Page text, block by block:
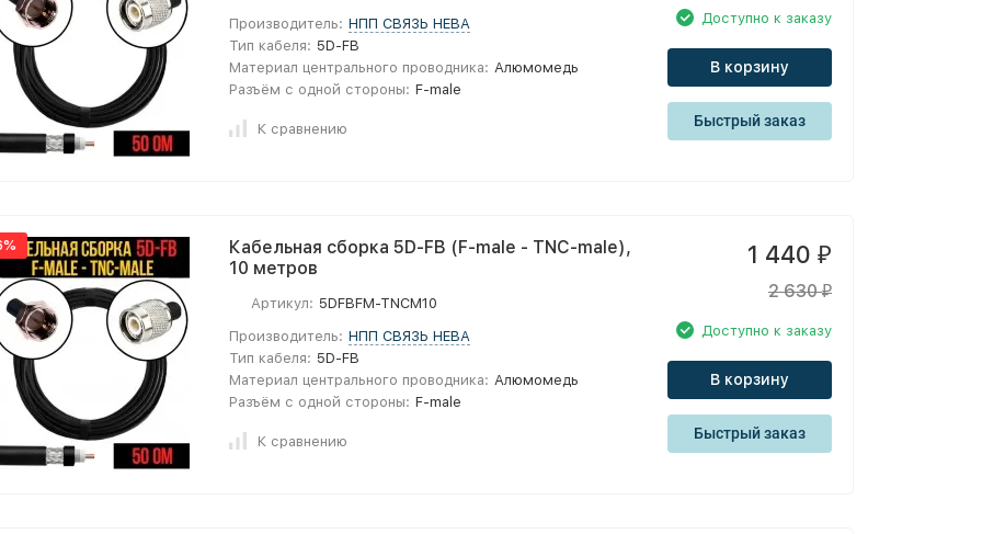
Производитель: НПП СВЯЗЬ НЕВА
Тип кабеля: 5D-FB
Материал центрального проводника: Алюмомедь
Разъём с одной стороны: F-male
К сравнению
Доступно к заказу
В корзину
Быстрый заказ
Кабельная сборка 5D-FB (F-male - TNC-male),
10 метров
Артикул: 5DFBFM-TNCM10
Производитель: НПП СВЯЗЬ НЕВА
Тип кабеля: 5D-FB
Материал центрального проводника: Алюмомедь
Разъём с одной стороны: F-male
К сравнению
1 440 ₽
2 630₽
Доступно к заказу
В корзину
Быстрый заказ